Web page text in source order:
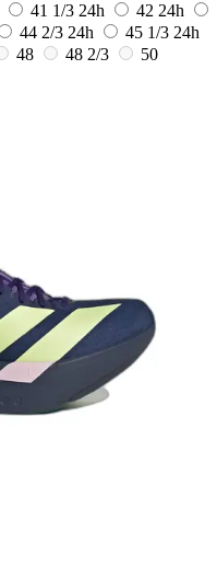
41 1/3 24h 42 24h
44 2/3 24h 45 1/3 24h
48 48 2/3
50